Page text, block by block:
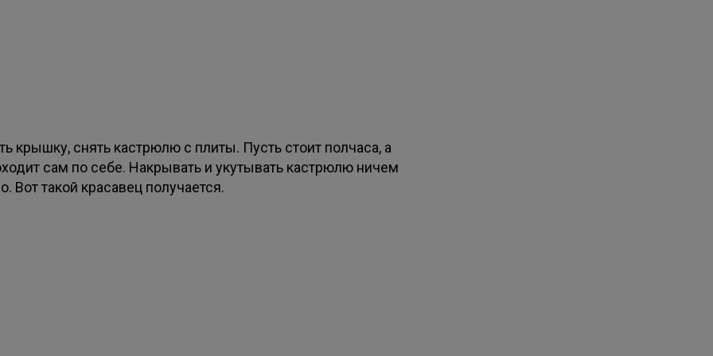
крышку, снять кастрюлю с плиты. Пусть стоит полчаса, а
сам по себе. Накрывать и укутывать кастрюлю ничем
Вот такой красавец получается.